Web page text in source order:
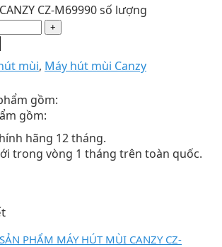
CZ-M69990 số lượng
mùi, Máy hút mùi Canzy
gồm:
hãng 12 tháng.
trong vòng 1 tháng trên toàn quốc.
PHẨM MÁY HÚT MÙI CANZY CZ-